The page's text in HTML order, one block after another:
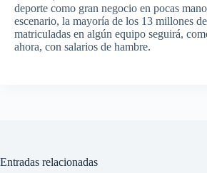
deporte como gran negocio en pocas
escenario, la mayoría de los 13 millones
matriculadas en algún equipo seguirá,
ahora, con salarios de hambre.
Entradas relacionadas